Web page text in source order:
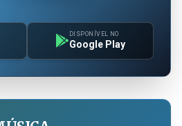
DISPONÍVEL NO
Google Play